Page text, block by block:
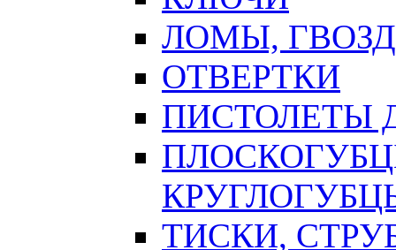
ЛОМЫ,
ОТВЕРТКИ
ПИСТОЛЕТЫ
ТИСКИ,